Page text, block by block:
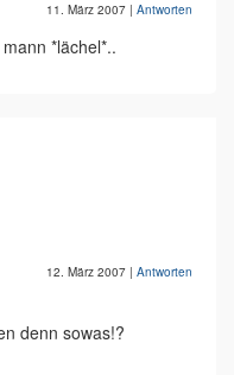
11. März 2007 | Antworten
*lächel*..
12. März 2007 | Antworten
denn sowas!?